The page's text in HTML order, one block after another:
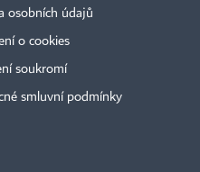
osobních údajů
o cookies
soukromí
smluvní podmínky